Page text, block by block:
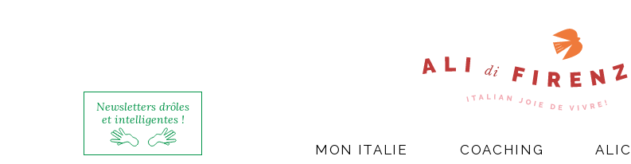
Newsletters drôles
et intelligentes !
MON ITALIE COACHING